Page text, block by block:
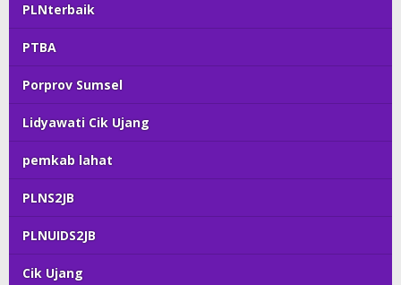
PLNterbaik
PTBA
Porprov Sumsel
Lidyawati Cik Ujang
pemkab lahat
PLNS2JB
PLNUIDS2JB
Cik Ujang